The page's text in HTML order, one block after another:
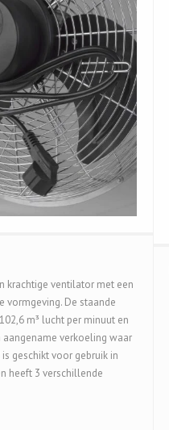
krachtige ventilator met een
vormgeving. De staande
m³ lucht per minuut en
verkoeling waar
geschikt voor gebruik in
heeft 3 verschillende